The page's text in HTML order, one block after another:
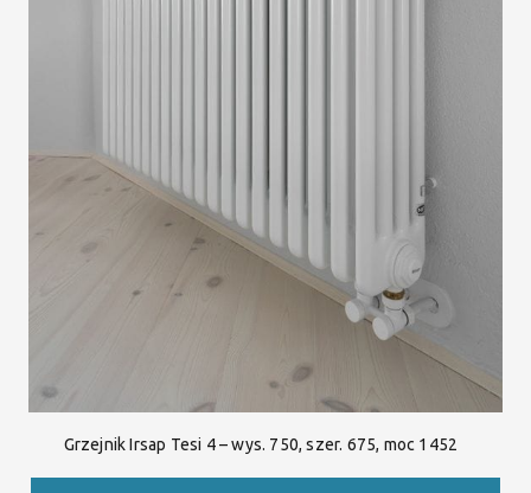
Grzejnik Irsap Tesi 4 – wys. 750, szer. 675, moc 1452